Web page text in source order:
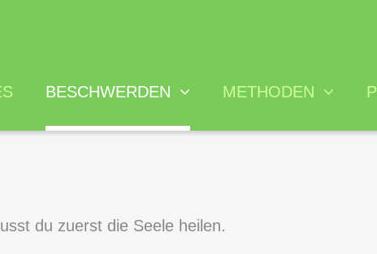
BESCHWERDEN
Burnout
METHODEN
du zuerst die Seele heilen.